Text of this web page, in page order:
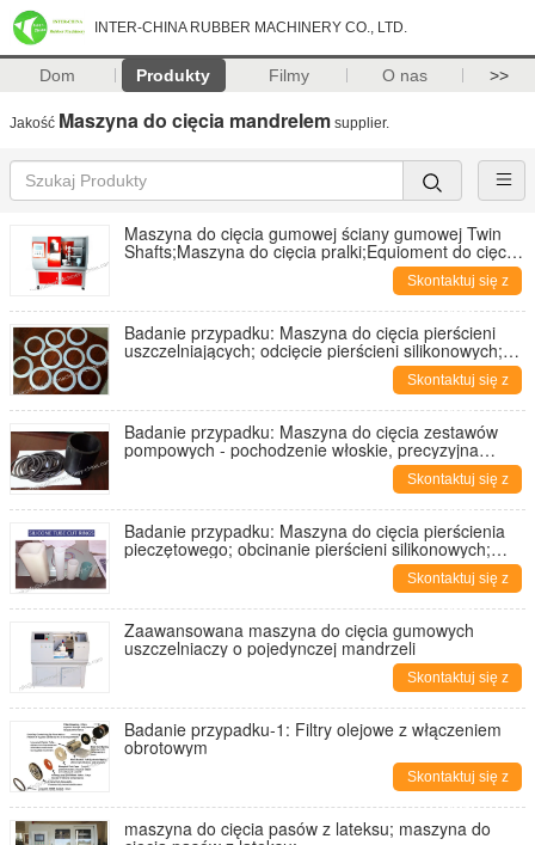
INTER-CHINA RUBBER MACHINERY CO., LTD.
Dom Produkty Filmy O nas >>
Jakość Maszyna do cięcia mandrelem supplier.
Maszyna do cięcia gumowej ściany gumowej Twin
Shafts;Maszyna do cięcia pralki;Equioment do cięcia
Skontaktuj się z
nami
Badanie przypadku: Maszyna do cięcia pierścieni
uszczelniających; odcięcie pierścieni silikonowych;
uszczelniające uszczelniacze dla butelek;Skontaktuj się z
nami
Badanie przypadku: Maszyna do cięcia zestawów
pompowych - pochodzenie włoskie, precyzyjna
Skontaktuj się z
nami
Badanie przypadku: Maszyna do cięcia pierścienia
pieczętowego; obcinanie pierścieni silikonowych;
obcinanie silikonowych zacisków i pralek;Skontaktuj się z
nami
Zaawansowana maszyna do cięcia gumowych
uszczelniaczy o pojedynczej mandrzeli
Skontaktuj się z
nami
Badanie przypadku-1: Filtry olejowe z włączeniem
obrotowym
Skontaktuj się z
nami
maszyna do cięcia pasów z lateksu; maszyna do